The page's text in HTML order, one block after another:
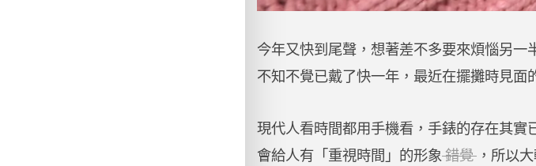
今年又快到尾聲，想著差不多要來煩惱另一
不知不覺已戴了快一年，最近在擺攤時見面
現代人看時間都用手機看，手錶的存在其
會給人有「重視時間」的形象錯覺 ，所以